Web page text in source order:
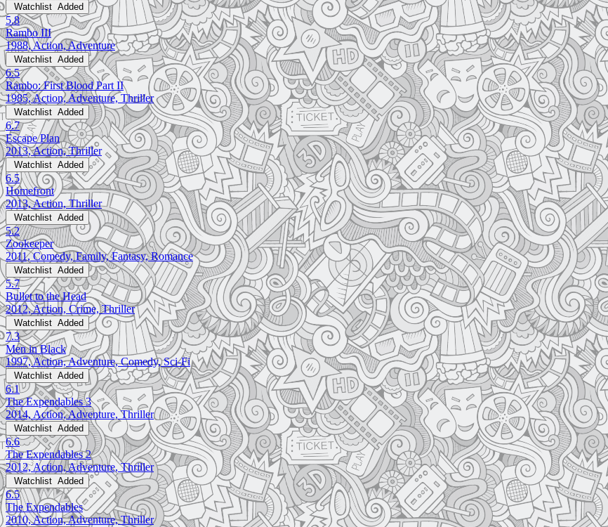
Watchlist Added
5.8
Rambo III
1988, Action, Adventure
Watchlist Added
6.5
Rambo: First Blood Part II
1985, Action, Adventure, Thriller
Watchlist Added
6.7
Escape Plan
2013, Action, Thriller
Watchlist Added
6.5
Homefront
2013, Action, Thriller
Watchlist Added
5.2
Zookeeper
2011, Comedy, Family, Fantasy, Romance
Watchlist Added
5.7
Bullet to the Head
2012, Action, Crime, Thriller
Watchlist Added
7.3
Men in Black
1997, Action, Adventure, Comedy, Sci-Fi
Watchlist Added
6.1
The Expendables 3
2014, Action, Adventure, Thriller
Watchlist Added
6.6
The Expendables 2
2012, Action, Adventure, Thriller
Watchlist Added
6.5
The Expendables
2010, Action, Adventure, Thriller